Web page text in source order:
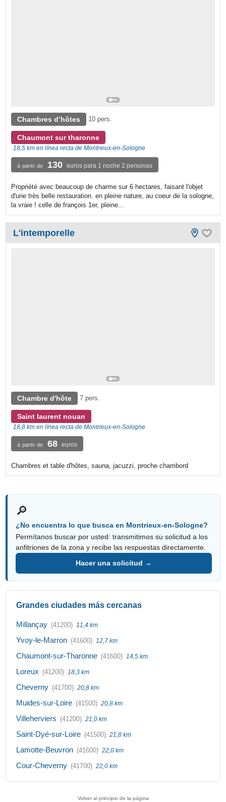
Chambres d’hôtes 10 pers.
Chaumont sur tharonne
18,5 km en línea recta de Montrieux-en-Sologne
à partir de 130 euros para 1 noche 2 personas
Propriété avec beaucoup de charme sur 6 hectares, faisant l'objet
d'une très belle restauration. en pleine nature, au coeur de la sologne,
la vraie ! celle de françois 1er, pleine...
L'intemporelle
Chambre d'hôte 7 pers.
Saint laurent nouan
18,8 km en línea recta de Montrieux-en-Sologne
à partir de 68 euros
Chambres et table d'hôtes, sauna, jacuzzi, proche chambord
🔎
¿No encuentra lo que busca en Montrieux-en-Sologne?
Permítanos buscar por usted: transmitimos su solicitud a los
anfitriones de la zona y recibe las respuestas directamente.
Hacer una solicitud →
Grandes ciudades más cercanas
Millançay (41200) 11,4 km
Yvoy-le-Marron (41600) 12,7 km
Chaumont-sur-Tharonne (41600) 14,5 km
Loreux (41200) 18,3 km
Cheverny (41700) 20,8 km
Muides-sur-Loire (41500) 20,8 km
Villeherviers (41200) 21,0 km
Saint-Dyé-sur-Loire (41500) 21,8 km
Lamotte-Beuvron (41600) 22,0 km
Cour-Cheverny (41700) 22,0 km
Volver al principio de la página